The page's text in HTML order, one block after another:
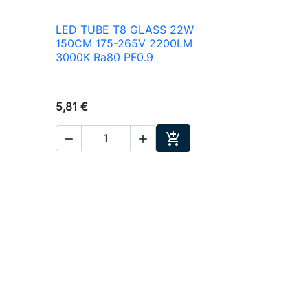
au panier
 Aperçu rapide
LED TUBE T8 GLASS 22W
150CM 175-265V 2200LM
3000K Ra80 PF0.9
5,81 €
  
Ajouter au panier